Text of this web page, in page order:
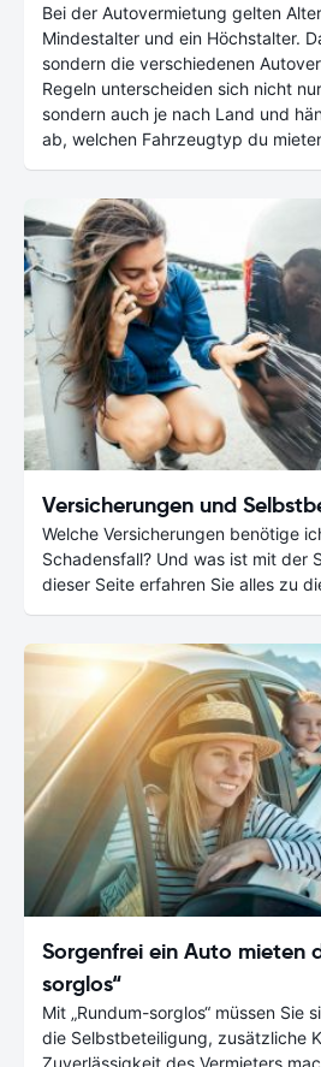
Bei der Autovermietung gelten
Mindestalter und ein Höchstalter.
sondern die verschiedenen
Regeln unterscheiden sich nicht
sondern auch je nach Land und
ab, welchen Fahrzeugtyp du
Versicherungen und
Welche Versicherungen benötige
Schadensfall? Und was ist mit der
dieser Seite erfahren Sie alles zu
Sorgenfrei ein Auto mieten
sorglos“
Mit „Rundum-sorglos“ müssen Sie
die Selbstbeteiligung, zusätzliche
Zuverlässigkeit des Vermieters